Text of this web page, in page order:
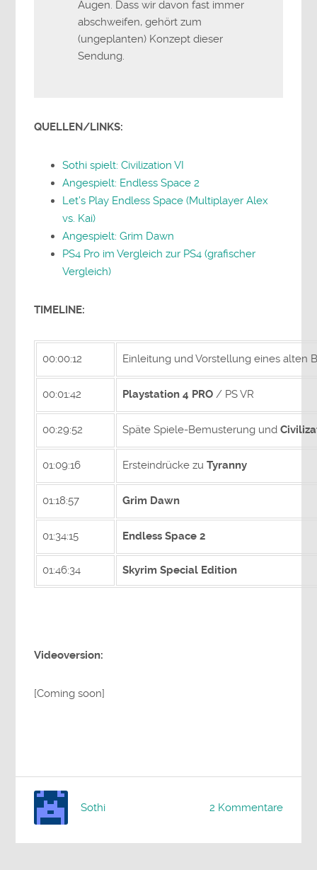
Augen. Dass wir davon fast immer
abschweifen, gehört zum
(ungeplanten) Konzept dieser
Sendung.
QUELLEN/LINKS:
Sothi spielt: Civilization VI
Angespielt: Endless Space 2
Let’s Play Endless Space (Multiplayer Alex
vs. Kai)
Angespielt: Grim Dawn
PS4 Pro im Vergleich zur PS4 (grafischer
Vergleich)
TIMELINE:
00:00:12 Einleitung und Vorstellung eines alten
00:01:42 Playstation 4 PRO / PS VR
00:29:52 Späte Spiele-Bemusterung und
01:09:16 Ersteindrücke zuTyranny
01:18:57 Grim Dawn
01:34:15 Endless Space 2
01:46:34 Skyrim Special Edition
Videoversion:
[Coming soon]
2 Kommentare
Sothi